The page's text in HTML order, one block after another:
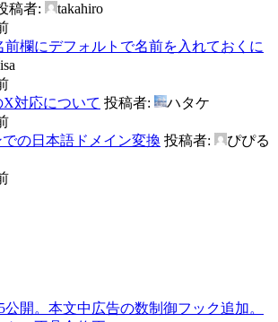
稿者:
takahiro
前欄にデフォルトで名前を入れておくに
isa
X対応について 投稿者:
ハタケ
の日本語ドメイン変換 投稿者:
ぴぴる
公開。本文中広告の数制御フック追加。